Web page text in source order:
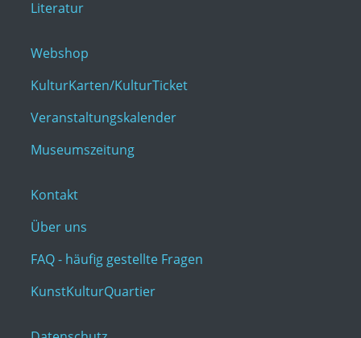
Literatur
Webshop
KulturKarten/KulturTicket
Veranstaltungskalender
Museumszeitung
Kontakt
Über uns
FAQ - häufig gestellte Fragen
KunstKulturQuartier